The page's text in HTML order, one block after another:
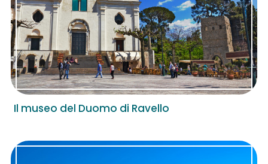
Il museo del Duomo di Ravello